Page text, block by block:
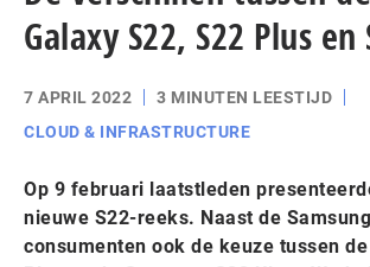
Galaxy S22, S22 Plus
7 APRIL 2022
3 MINUTEN LEESTIJD
CLOUD & INFRASTRUCTURE
Op 9 februari laatstleden
nieuwe S22-reeks. Naast de
consumenten ook de keuze tussen